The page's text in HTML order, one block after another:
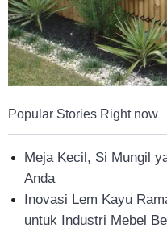
Popular Stories Right now
Meja Kecil, Si Mungil
Anda
Inovasi Lem Kayu
untuk Industri Mebel